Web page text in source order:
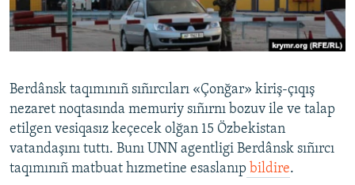
Русский
Українською
RFE/RS bütün saytları
Berdânsk taqımınıñ sıñırcıları «Çonğar» kiriş-çıqış
nezaret noqtasında memuriy sıñırnı bozuv ile ve talap
etilgen vesiqasız keçecek olğan 15 Özbekistan
vatandaşını tuttı. Bunı UNN agentligi Berdânsk sıñırcı
taqımınıñ matbuat hızmetine esaslanıp bildire.